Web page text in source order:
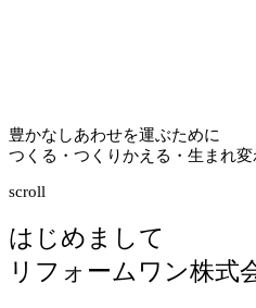
豊かなしあわせを運ぶために
つくる・つくりかえる・生まれ変
scroll
はじめまして
リフォームワン株式